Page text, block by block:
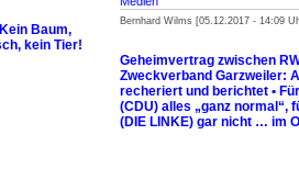
Baum,
kein Tier!
Bernhard Wilms [05.12.2017 - 14:09
Geheimvertrag zwischen
Zweckverband Garzweiler:
recheriert und berichtet •
(CDU) alles „ganz normal“,
(DIE LINKE) gar nicht … im